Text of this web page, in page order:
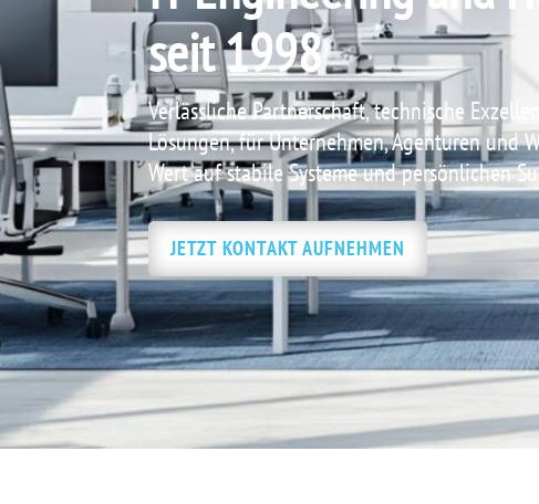
seit 1998
Verlässliche Partnerschaft, technische
Lösungen, für Unternehmen, Agenturen und
Wert auf stabile Systeme und persönlichen
JETZT KONTAKT AUFNEHMEN